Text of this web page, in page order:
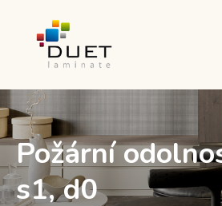
Požární
s1, d0